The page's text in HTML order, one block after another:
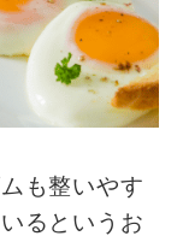
も整いやす
るというお